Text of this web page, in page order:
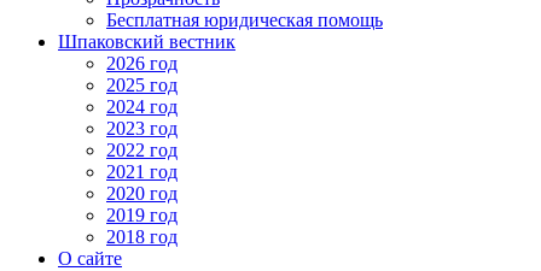
Бесплатная юридическая помощь
Шпаковский вестник
2026 год
2025 год
2024 год
2023 год
2022 год
2021 год
2020 год
2019 год
2018 год
О сайте